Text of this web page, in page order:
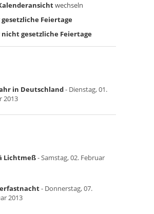
wechseln
gesetzliche Feiertage
nicht gesetzliche Feiertage
in Deutschland- Dienstag, 01.
2013
Lichtmeß- Samstag, 02. Februar
- Donnerstag, 07.
2013